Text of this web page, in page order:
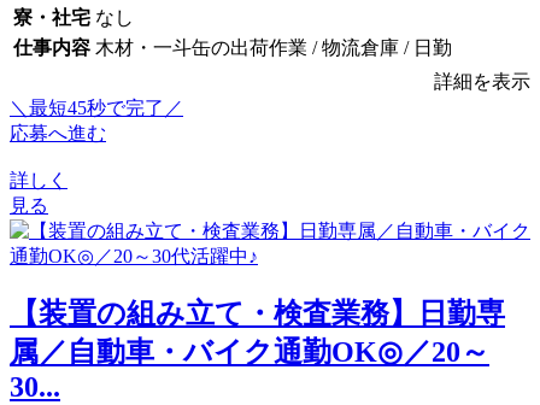
寮・社宅 なし
仕事内容 木材・一斗缶の出荷作業 / 物流倉庫 / 日勤
詳細を表示
＼最短45秒で完了／
応募へ進む
詳しく
見る
【装置の組み立て・検査業務】日勤専
属／自動車・バイク通勤OK◎／20～
30...